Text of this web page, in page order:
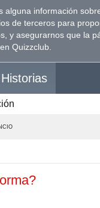
alguna información
de terceros para
y asegurarnos que la
Quizzclub.
Historias